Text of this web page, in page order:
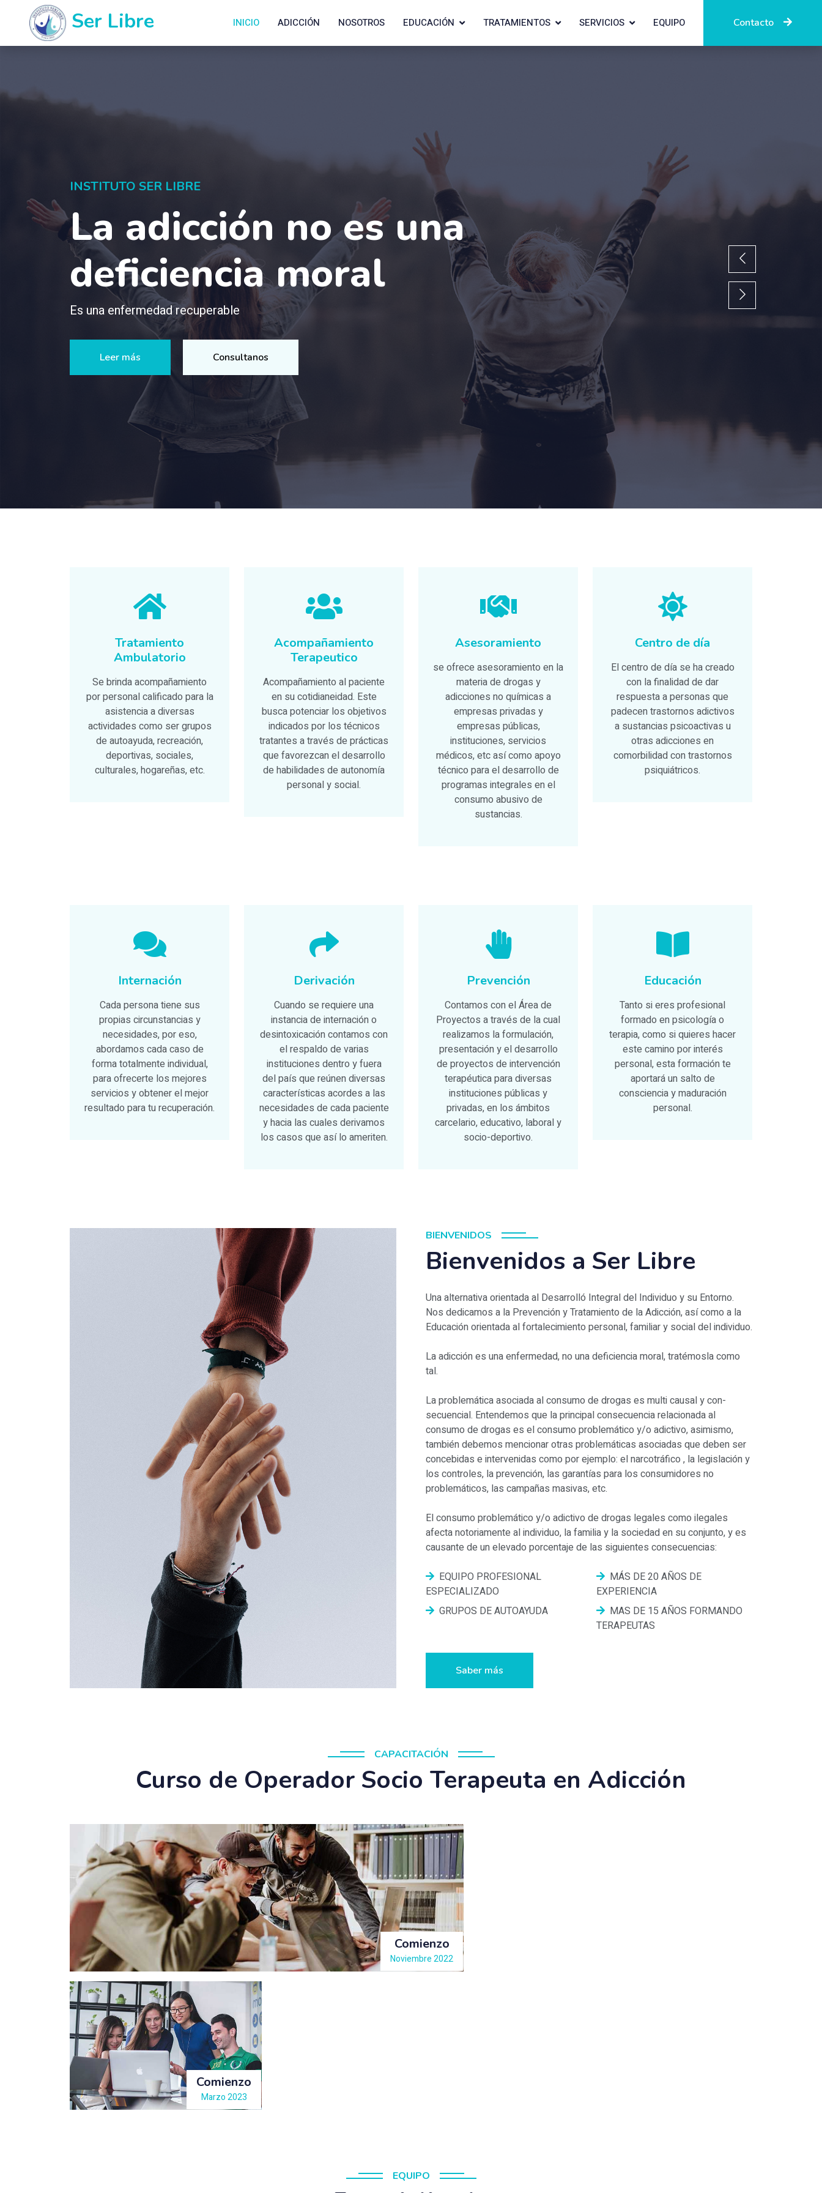
Ser Libre INICIO ADICCIÓN NOSOTROS EDUCACIÓN TRATAMIENTOS SERVICIOS EQUIPO Contacto
INSTITUTO SER LIBRE
La adicción no es una
deficiencia moral
Es una enfermedad recuperable
Leer más Consultanos
Tratamiento
Ambulatorio
Se brinda acompañamiento
por personal calificado para la
asistencia a diversas
actividades como ser grupos
de autoayuda, recreación,
deportivas, sociales,
culturales, hogareñas, etc.
Acompañamiento
Terapeutico
Acompañamiento al paciente
en su cotidianeidad. Este
busca potenciar los objetivos
indicados por los técnicos
tratantes a través de prácticas
que favorezcan el desarrollo
de habilidades de autonomía
personal y social.
Asesoramiento
se ofrece asesoramiento en la
materia de drogas y
adicciones no químicas a
empresas privadas y
empresas públicas,
instituciones, servicios
médicos, etc así como apoyo
técnico para el desarrollo de
programas integrales en el
consumo abusivo de
sustancias.
Centro de día
El centro de día se ha creado
con la finalidad de dar
respuesta a personas que
padecen trastornos adictivos
a sustancias psicoactivas u
otras adicciones en
comorbilidad con trastornos
psiquiátricos.
Internación
Cada persona tiene sus
propias circunstancias y
necesidades, por eso,
abordamos cada caso de
forma totalmente individual,
para ofrecerte los mejores
servicios y obtener el mejor
resultado para tu recuperación.
Derivación
Cuando se requiere una
instancia de internación o
desintoxicación contamos con
el respaldo de varias
instituciones dentro y fuera
del país que reúnen diversas
características acordes a las
necesidades de cada paciente
y hacia las cuales derivamos
los casos que así lo ameriten.
Prevención
Contamos con el Área de
Proyectos a través de la cual
realizamos la formulación,
presentación y el desarrollo
de proyectos de intervención
terapéutica para diversas
instituciones públicas y
privadas, en los ámbitos
carcelario, educativo, laboral y
socio-deportivo.
Educación
Tanto si eres profesional
formado en psicología o
terapia, como si quieres hacer
este camino por interés
personal, esta formación te
aportará un salto de
consciencia y maduración
personal.
BIENVENIDOS
Bienvenidos a Ser Libre
Una alternativa orientada al Desarrolló Integral del Individuo y su Entorno.
Nos dedicamos a la Prevención y Tratamiento de la Adicción, así como a la
Educación orientada al fortalecimiento personal, familiar y social del individuo.
La adicción es una enfermedad, no una deficiencia moral, tratémosla como
tal.
La problemática asociada al consumo de drogas es multi causal y con-
secuencial. Entendemos que la principal consecuencia relacionada al
consumo de drogas es el consumo problemático y/o adictivo, asimismo,
también debemos mencionar otras problemáticas asociadas que deben ser
concebidas e intervenidas como por ejemplo: el narcotráfico , la legislación y
los controles, la prevención, las garantías para los consumidores no
problemáticos, las campañas masivas, etc.
El consumo problemático y/o adictivo de drogas legales como ilegales
afecta notoriamente al individuo, la familia y la sociedad en su conjunto, y es
causante de un elevado porcentaje de las siguientes consecuencias:
EQUIPO PROFESIONAL
ESPECIALIZADO
MÁS DE 20 AÑOS DE
EXPERIENCIA
GRUPOS DE AUTOAYUDA
MAS DE 15 AÑOS FORMANDO
TERAPEUTAS
Saber más
CAPACITACIÓN
Curso de Operador Socio Terapeuta en Adicción
Comienzo
Noviembre 2022
Comienzo
Marzo 2023
EQUIPO